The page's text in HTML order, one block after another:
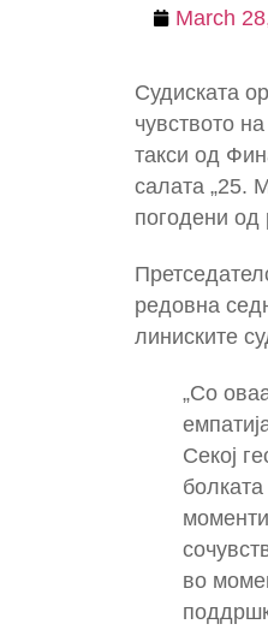
March
Судиската
чувството
такси од
салата „25.
погодени од
редовна
линиските
„Со
Секој
во